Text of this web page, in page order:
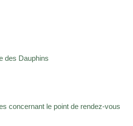
des Dauphins
concernant le point de rendez-vous